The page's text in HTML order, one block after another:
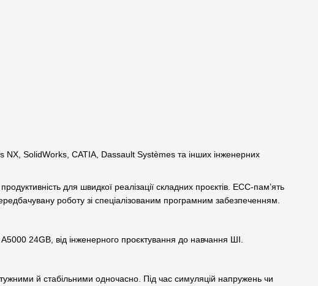
SolidWorks, CATIA, Dassault Systèmes та інших інженерних
для швидкої реалізації складних проєктів. ECC-пам’ять
роботу зі спеціалізованим програмним забезпеченням.
24GB, від інженерного проєктування до навчання ШІ.
й стабільними одночасно. Під час симуляцій напружень чи